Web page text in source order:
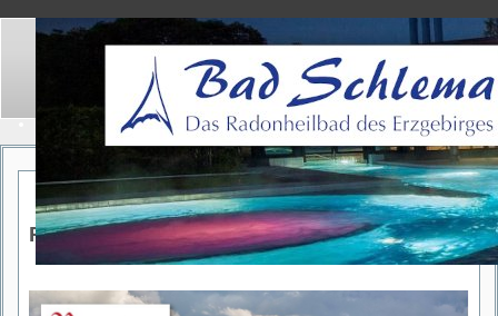
Aktuelle Seite:Startseite Reisethemen Geschäfts- / Dienstreisen
Suchen
Rothenburg ob der Tauber